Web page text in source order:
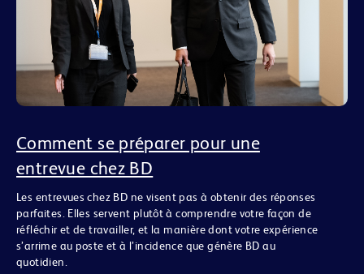
Comment se préparer pour une
entrevue chez BD
Les entrevues chez BD ne visent pas à obtenir des réponses
parfaites. Elles servent plutôt à comprendre votre façon de
réfléchir et de travailler, et la manière dont votre expérience
s’arrime au poste et à l’incidence que génère BD au
quotidien.